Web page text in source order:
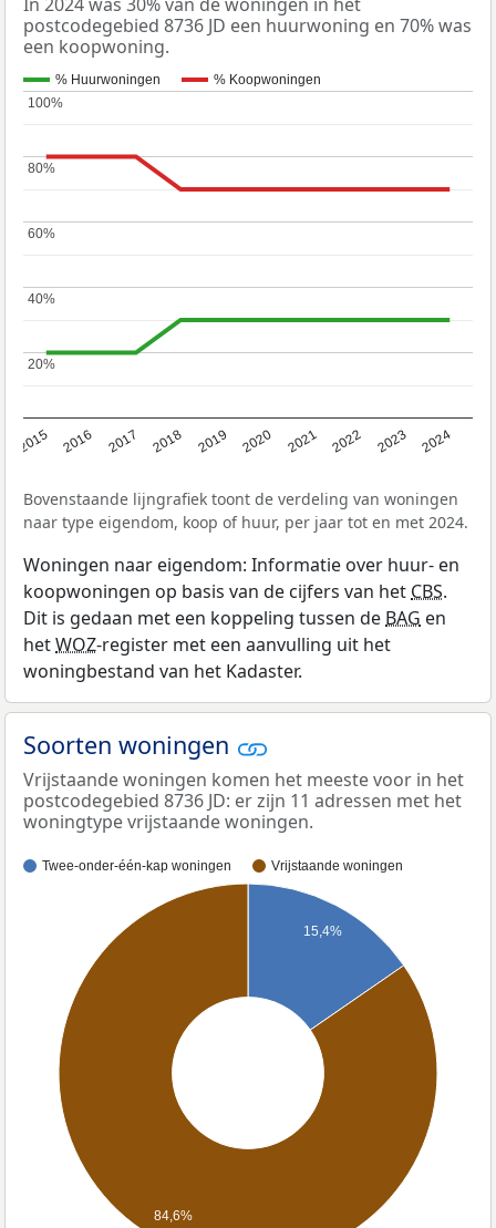
In 2024 was 30% van de woningen in het
postcodegebied 8736 JD een huurwoning en 70% was
een koopwoning.
% Huurwoningen % Koopwoningen
2015 2016 2017 2018 2019 2020 2021 2022 2023 2024
20%
20%
40%
40%
60%
60%
80%
80%
100%
100%
Bovenstaande lijngrafiek toont de verdeling van woningen
naar type eigendom, koop of huur, per jaar tot en met 2024.
Woningen naar eigendom: Informatie over huur- en
koopwoningen op basis van de cijfers van hetCBS.
Dit is gedaan met een koppeling tussen deBAG en
hetWOZ-register met een aanvulling uit het
woningbestand van het Kadaster.
Soorten woningen
Vrijstaande woningen komen het meeste voor in het
postcodegebied 8736 JD: er zijn 11 adressen met het
woningtype vrijstaande woningen.
Twee-onder-één-kap woningen Vrijstaande woningen
15,4%
84,6%